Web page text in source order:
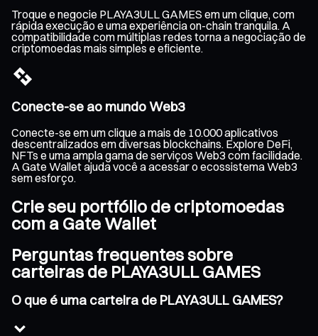
Troque e negocie PLAYA3ULL GAMES em um clique, com
rápida execução e uma experiência on-chain tranquila. A
compatibilidade com múltiplas redes torna a negociação de
criptomoedas mais simples e eficiente.
Conecte-se ao mundo Web3
Conecte-se em um clique a mais de 10.000 aplicativos
descentralizados em diversas blockchains. Explore DeFi,
NFTs e uma ampla gama de serviços Web3 com facilidade.
A Gate Wallet ajuda você a acessar o ecossistema Web3
sem esforço.
Crie seu portfólio de criptomoedas
com a Gate Wallet
Perguntas frequentes sobre
carteiras de PLAYA3ULL GAMES
O que é uma carteira de PLAYA3ULL GAMES?